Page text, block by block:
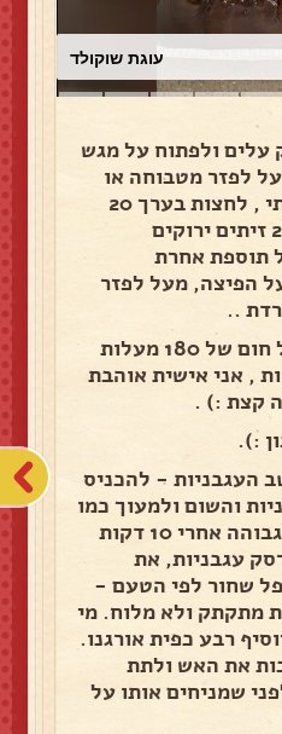
עוגת שוקולד
ולפתוח על מגש
לפזר מטבוחה או
רוטב עגבניות ביתי , לחצות בערך 20
עגבניות שרי ו-20 זיתים ירוקים
תוספת אחרת
הפיצה, מעל לפזר
..
להכניס לתנור על חום של 180 מעלות
35 דקות , אני אישית אוהבת
קצת :) .
:).
העגבניות - להכניס
והשום ולמעוך כמו
מטבוחה, על אש גבוהה אחרי 10 דקות
עגבניות, את
שחור לפי הטעם -
מתקתק ולא מלוח. מי
רבע כפית אורגנו.
את האש ולתת
שמניחים אותו על